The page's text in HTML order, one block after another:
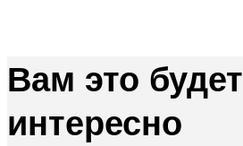
Вам это будет
интересно